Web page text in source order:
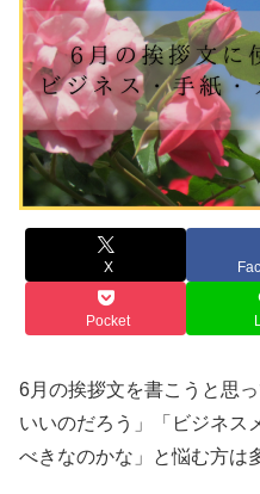
X
Pocket
6月の挨拶文を書こうと思
いいのだろう」「ビジネス
べきなのかな」と悩む方は